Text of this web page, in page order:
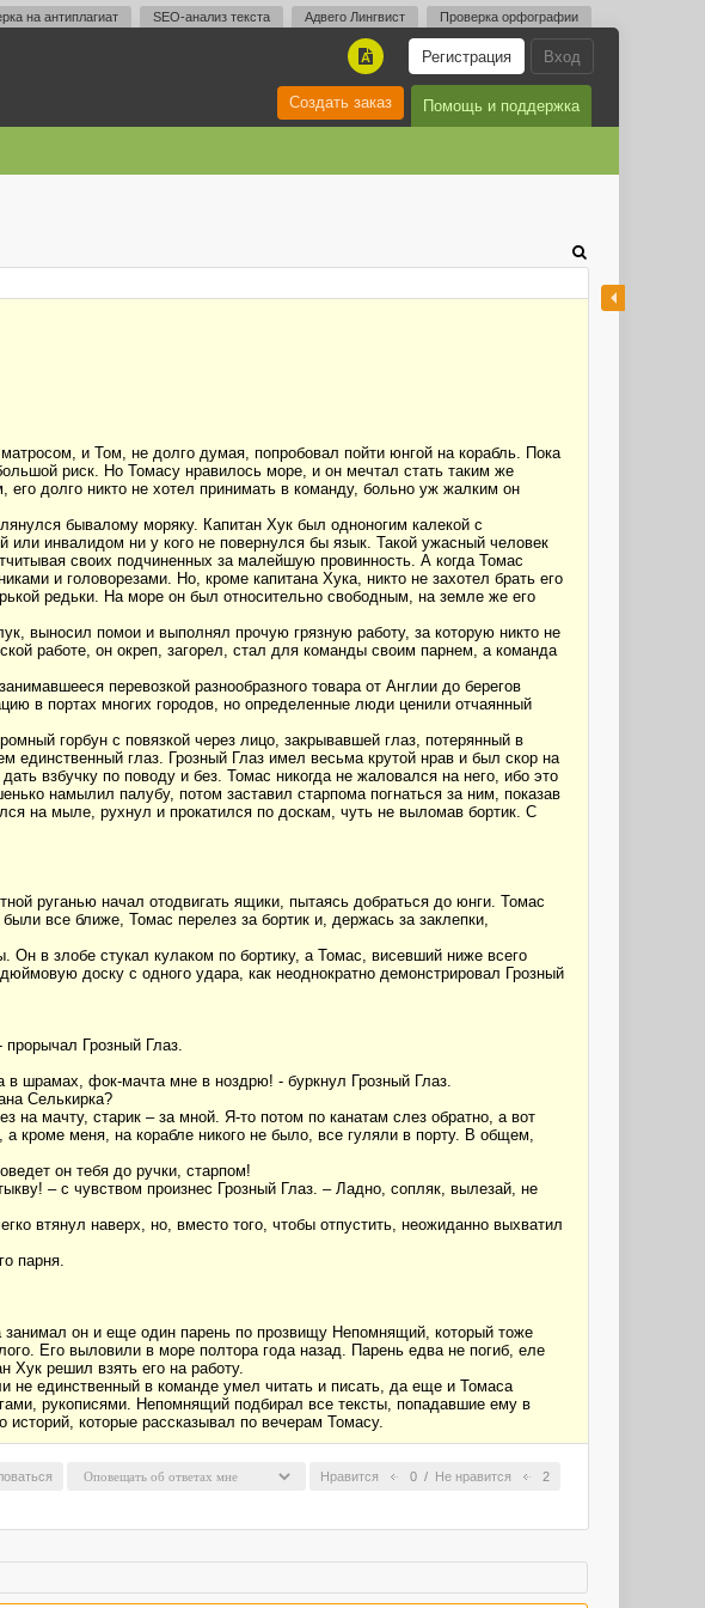
на антиплагиат SEO-анализ текста Адвего Лингвист Проверка орфографии
Вход
Регистрация
A
Помощь и поддержка
Создать заказ
и Том, не долго думая, попробовал пойти юнгой на корабль. Пока
риск. Но Томасу нравилось море, и он мечтал стать таким же
долго никто не хотел принимать в команду, больно уж жалким он
бывалому моряку. Капитан Хук был одноногим калекой с
инвалидом ни у кого не повернулся бы язык. Такой ужасный человек
своих подчиненных за малейшую провинность. А когда Томас
и головорезами. Но, кроме капитана Хука, никто не захотел брать его
редьки. На море он был относительно свободным, на земле же его
выносил помои и выполнял прочую грязную работу, за которую никто не
работе, он окреп, загорел, стал для команды своим парнем, а команда
перевозкой разнообразного товара от Англии до берегов
в портах многих городов, но определенные люди ценили отчаянный
горбун с повязкой через лицо, закрывавшей глаз, потерянный в
глаз. Грозный Глаз имел весьма крутой нрав и был скор на
взбучку по поводу и без. Томас никогда не жаловался на него, ибо это
намылил палубу, потом заставил старпома погнаться за ним, показав
на мыле, рухнул и прокатился по доскам, чуть не выломав бортик. С
руганью начал отодвигать ящики, пытаясь добраться до юнги. Томас
все ближе, Томас перелез за бортик и, держась за заклепки,
в злобе стукал кулаком по бортику, а Томас, висевший ниже всего
доску с одного удара, как неоднократно демонстрировал Грозный
Грозный Глаз.
шрамах, фок-мачта мне в ноздрю! - буркнул Грозный Глаз.
Селькирка?
мачту, старик – за мной. Я-то потом по канатам слез обратно, а вот
кроме меня, на корабле никого не было, все гуляли в порту. В общем,
он тебя до ручки, старпом!
– с чувством произнес Грозный Глаз. – Ладно, сопляк, вылезай, не
втянул наверх, но, вместо того, чтобы отпустить, неожиданно выхватил
парня.
он и еще один парень по прозвищу Непомнящий, который тоже
Его выловили в море полтора года назад. Парень едва не погиб, еле
Хук решил взять его на работу.
единственный в команде умел читать и писать, да еще и Томаса
рукописями. Непомнящий подбирал все тексты, попадавшие ему в
которые рассказывал по вечерам Томасу.
Нравится 0 / Не нравится 2